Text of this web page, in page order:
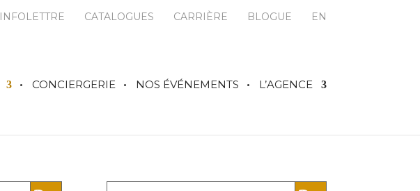
INFOLETTRE CATALOGUES CARRIÈRE BLOGUE EN
CONCIERGERIE NOS ÉVÉNEMENTS L’AGENCE